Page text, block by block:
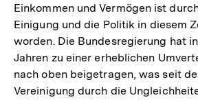
Einkommen und Vermögen ist
Einigung und die Politik in diesem
worden. Die Bundesregierung hat
Jahren zu einer erheblichen
nach oben beigetragen, was seit
Vereinigung durch die